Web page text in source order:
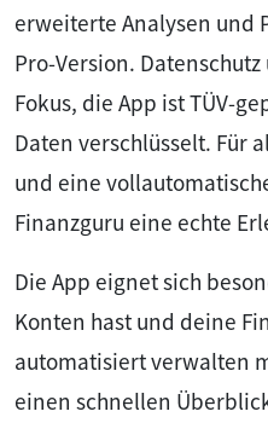
erweiterte Analysen und
Pro-Version.
Fokus, die App ist TÜV-
Daten verschlüsselt. Für
und eine
Finanzguru eine echte
Die App eignet sich
Konten hast und deine
automatisiert verwalten
einen schnellen